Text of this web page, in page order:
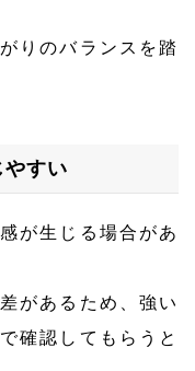
りのバランスを踏
すい
が生じる場合があ
があるため、強い
確認してもらうと